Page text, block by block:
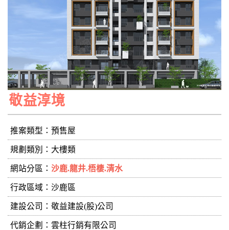
敬益淳境
推案類型：預售屋
規劃類別：大樓類
網站分區： 沙鹿.龍井.梧棲.清水
行政區域：沙鹿區
建設公司： 敬益建設(股)公司
代銷企劃：雲柱行銷有限公司